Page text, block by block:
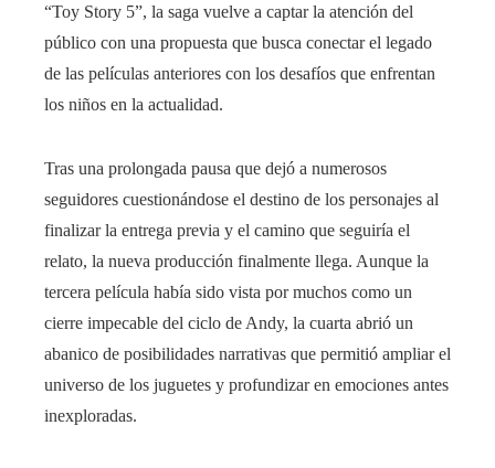
“Toy Story 5”, la saga vuelve a captar la atención del
público con una propuesta que busca conectar el legado
de las películas anteriores con los desafíos que enfrentan
los niños en la actualidad.
Tras una prolongada pausa que dejó a numerosos
seguidores cuestionándose el destino de los personajes al
finalizar la entrega previa y el camino que seguiría el
relato, la nueva producción finalmente llega. Aunque la
tercera película había sido vista por muchos como un
cierre impecable del ciclo de Andy, la cuarta abrió un
abanico de posibilidades narrativas que permitió ampliar el
universo de los juguetes y profundizar en emociones antes
inexploradas.